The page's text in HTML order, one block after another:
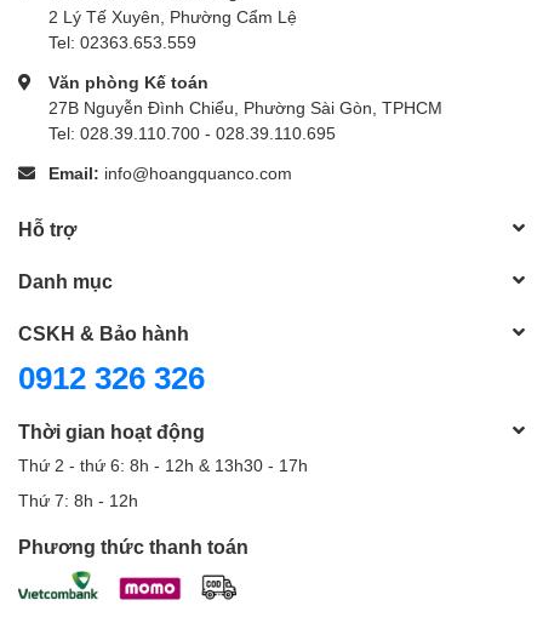
2 Lý Tế Xuyên, Phường Cẩm Lệ
Tel: 02363.653.559
Văn phòng Kế toán
27B Nguyễn Đình Chiểu, Phường Sài Gòn, TPHCM
Tel: 028.39.110.700 - 028.39.110.695
Email: info@hoangquanco.com
Hỗ trợ
Danh mục
CSKH & Bảo hành
0912 326 326
Thời gian hoạt động
Thứ 2 - thứ 6: 8h - 12h & 13h30 - 17h
Thứ 7: 8h - 12h
Phương thức thanh toán